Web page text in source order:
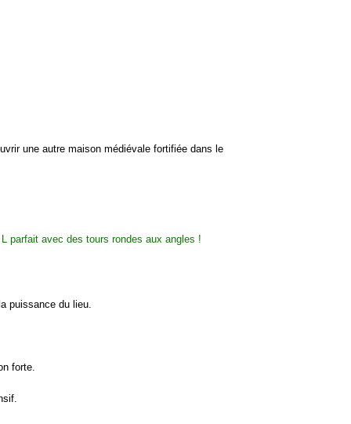
une autre maison médiévale fortifiée dans le
puissance du lieu.
forte.